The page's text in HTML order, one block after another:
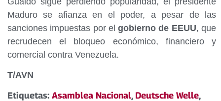
Maduro se afianza en el poder, a pesar de las
sanciones impuestas por elgobierno de EEUU, que
recrudecen el bloqueo económico, financiero y
comercial contra Venezuela.
T/AVN
Etiquetas: Asamblea Nacional, Deutsche Welle,